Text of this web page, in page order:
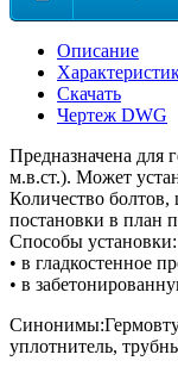
Описание
Скачать
Чертеж DWG
Предназначена для
м.в.ст.). Может
Количество болтов,
постановки в план
Способы установки:
• в гладкостенное
• в
уплотнитель,